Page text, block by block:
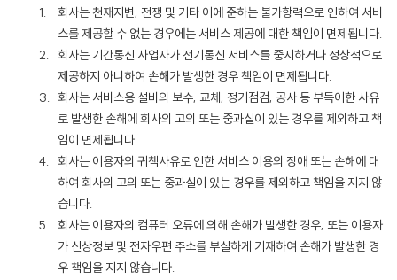
회사는 천재지변, 전쟁 및 기타 이에 준하는 불가항력으로 인하여 서비
스를 제공할 수 없는 경우에는 서비스 제공에 대한 책임이 면제됩니다.
회사는 기간통신 사업자가 전기통신 서비스를 중지하거나 정상적으로
제공하지 아니하여 손해가 발생한 경우 책임이 면제됩니다.
회사는 서비스용 설비의 보수, 교체, 정기점검, 공사 등 부득이한 사유
로 발생한 손해에 회사의 고의 또는 중과실이 있는 경우를 제외하고 책
임이 면제됩니다.
회사는 이용자의 귀책사유로 인한 서비스 이용의 장애 또는 손해에 대
하여 회사의 고의 또는 중과실이 있는 경우를 제외하고 책임을 지지 않
습니다.
회사는 이용자의 컴퓨터 오류에 의해 손해가 발생한 경우, 또는 이용자
가 신상정보 및 전자우편 주소를 부실하게 기재하여 손해가 발생한 경
우 책임을 지지 않습니다.